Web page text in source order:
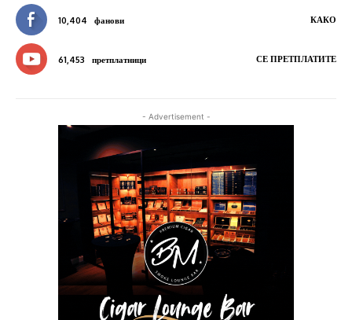
10,404 фанови КАКО
61,453 претплатници СЕ ПРЕТПЛАТИТЕ
- Advertisement -